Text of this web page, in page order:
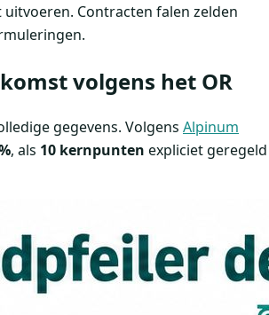
Contracten falen zelden
volgens het OR
gegevens. Volgens Alpinum
, als 10 kernpunten expliciet geregeld